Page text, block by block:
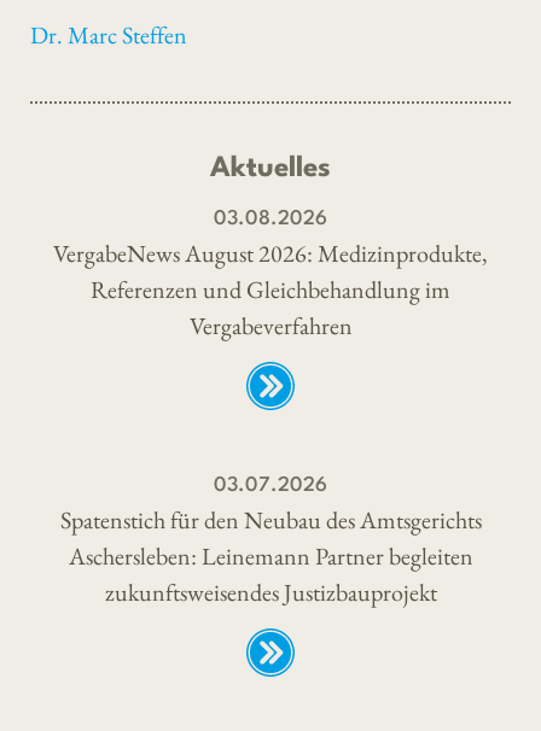
Dr. Marc Steffen
Aktuelles
03.08.2026
VergabeNews August 2026: Medizinprodukte,
Referenzen und Gleichbehandlung im
Vergabeverfahren
03.07.2026
Spatenstich für den Neubau des Amtsgerichts
Aschersleben: Leinemann Partner begleiten
zukunftsweisendes Justizbauprojekt